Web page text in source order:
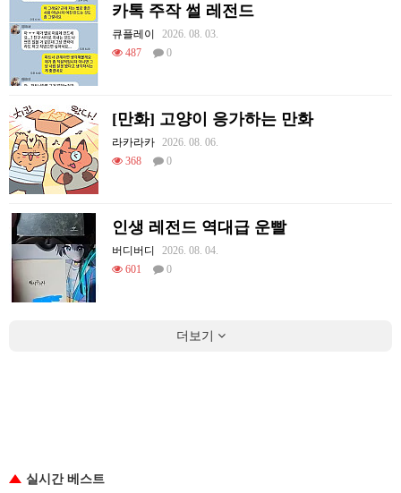
카톡 주작 썰 레전드
큐플레이
2026. 08. 03.
487
0
[만화] 고양이 응가하는 만화
라카라카
2026. 08. 06.
368
0
인생 레전드 역대급 운빨
버디버디
2026. 08. 04.
601
0
더보기
실시간 베스트